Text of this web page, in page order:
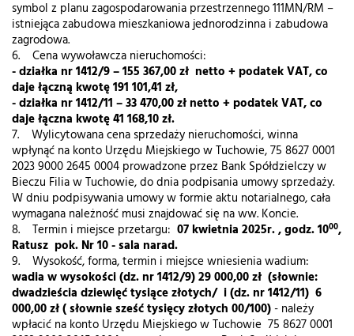
symbol z planu zagospodarowania przestrzennego 111MN/RM –
istniejąca zabudowa mieszkaniowa jednorodzinna i zabudowa
zagrodowa.
6. Cena wywoławcza nieruchomości:
- działka nr 1412/9 – 155 367,00 zł netto + podatek VAT, co
daje łączną kwotę 191 101,41 zł,
- działka nr 1412/11 – 33 470,00 zł netto + podatek VAT, co
daje łączna kwotę 41 168,10 zł.
7. Wylicytowana cena sprzedaży nieruchomości, winna
wpłynąć na konto Urzędu Miejskiego w Tuchowie, 75 8627 0001
2023 9000 2645 0004 prowadzone przez Bank Spółdzielczy w
Bieczu Filia w Tuchowie, do dnia podpisania umowy sprzedaży.
W dniu podpisywania umowy w formie aktu notarialnego, cała
wymagana należność musi znajdować się na ww. Koncie.
8. Termin i miejsce przetargu: 07 kwietnia 2025r. , godz. 1000,
Ratusz pok. Nr 10 - sala narad.
9. Wysokość, forma, termin i miejsce wniesienia wadium:
wadia w wysokości (dz. nr 1412/9) 29 000,00 zł (słownie:
dwadzieścia dziewięć tysiące złotych/ i (dz. nr 1412/11) 6
000,00 zł ( słownie sześć tysięcy złotych 00/100)- należy
wpłacić na konto Urzędu Miejskiego w Tuchowie 75 8627 0001